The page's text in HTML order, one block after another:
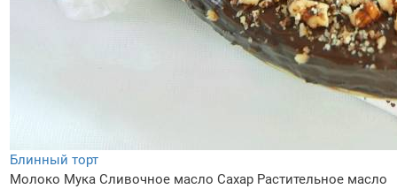
Блинный торт
Молоко Мука Сливочное масло Сахар Растительное масло